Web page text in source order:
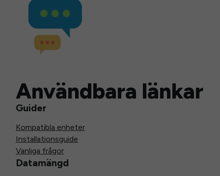
Användbara länkar
Guider
Kompatibla enheter
Installationsguide
Vanliga frågor
Datamängd